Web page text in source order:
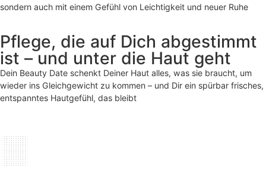
sondern auch mit einem Gefühl von Leichtigkeit und neuer Ruhe
Pflege, die auf Dich abgestimmt
ist – und unter die Haut geht
Dein Beauty Date schenkt Deiner Haut alles, was sie braucht, um
wieder ins Gleichgewicht zu kommen – und Dir ein spürbar frisches,
entspanntes Hautgefühl, das bleibt